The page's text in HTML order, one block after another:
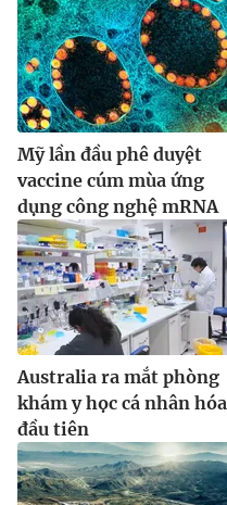
Mỹ lần đầu phê duyệt
vaccine cúm mùa ứng
dụng công nghệ mRNA
Australia ra mắt phòng
khám y học cá nhân hóa
đầu tiên